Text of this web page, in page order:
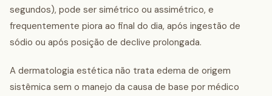
segundos), pode ser simétrico ou assimétrico, e
frequentemente piora ao final do dia, após ingestão de
sódio ou após posição de declive prolongada.
A dermatologia estética não trata edema de origem
sistêmica sem o manejo da causa de base por médico